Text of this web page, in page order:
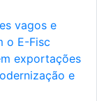
vagos e
o E-Fisc
exportações
e